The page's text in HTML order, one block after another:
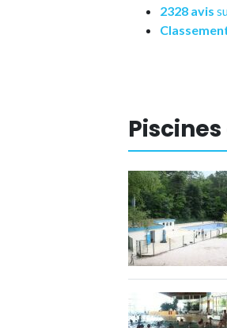
2328 avis